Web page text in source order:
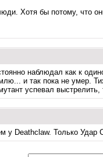
Хотя бы потому, что
наблюдал как к
и так пока не умер.
успевал
Deathclaw. Только